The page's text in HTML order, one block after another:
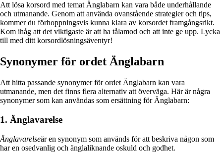
Att lösa korsord med temat Änglabarn kan vara både underhållande
och utmanande. Genom att använda ovanstående strategier och tips,
kommer du förhoppningsvis kunna klara av korsordet framgångsrikt.
Kom ihåg att det viktigaste är att ha tålamod och att inte ge upp. Lycka
till med ditt korsordlösningsäventyr!
Synonymer för ordet Änglabarn
Att hitta passande synonymer för ordet Änglabarn kan vara
utmanande, men det finns flera alternativ att överväga. Här är några
synonymer som kan användas som ersättning för Änglabarn:
1. Änglavarelse
Änglavarelseär en synonym som används för att beskriva någon som
har en osedvanlig och änglaliknande oskuld och godhet.